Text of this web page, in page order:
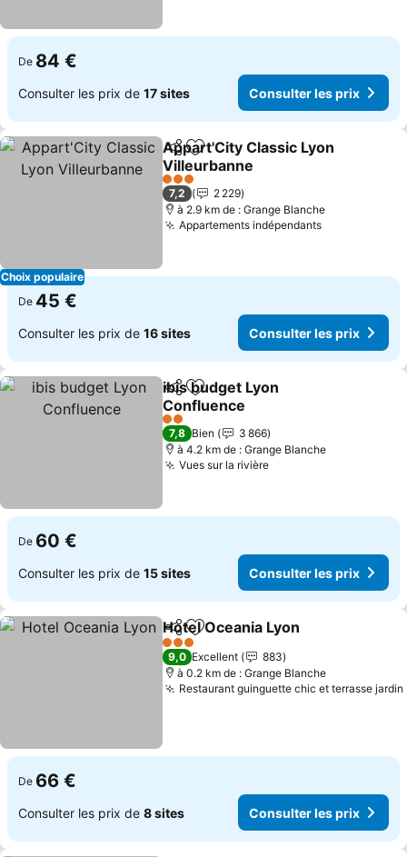
De 84 €
Consulter les prix de 17 sites Consulter les prix
Choix populaire
PartagerAjouter à mes favoris
Appart'City Classic Lyon
Villeurbanne
Consulter les prix
3 Étoiles
7,2
2 229
à 2.9 km de : Grange Blanche
Appartements indépendantsConsulter
De 45 €
Consulter les prix de 16 sites Consulter les prix
PartagerAjouter à mes favoris
ibis budget Lyon
Confluence
Consulter les prix
2 Étoiles
7,8 Bien
3 866
à 4.2 km de : Grange Blanche
Vues sur la rivièreConsulter les prix
De 60 €
Consulter les prix de 15 sites Consulter les prix
PartagerAjouter à mes favoris
Hotel Oceania Lyon
3 Étoiles
9,0 Excellent
883
à 0.2 km de : Grange Blanche
Restaurant guinguette chic et terrasse jardin
De 66 €
Consulter les prix de 8 sites Consulter les prix